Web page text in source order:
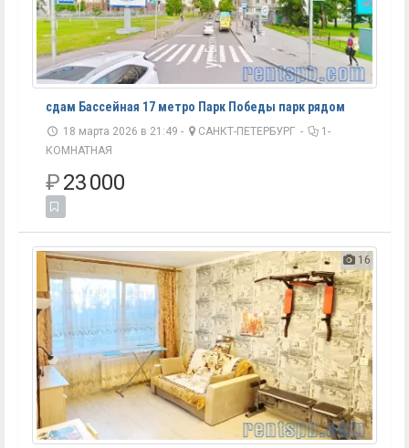
сдам Бассейная 17 метро Парк Победы парк рядом
18 марта 2026 в 21:49 - САНКТ-ПЕТЕРБУРГ -
1-
КОМНАТНАЯ
₽23 000
16